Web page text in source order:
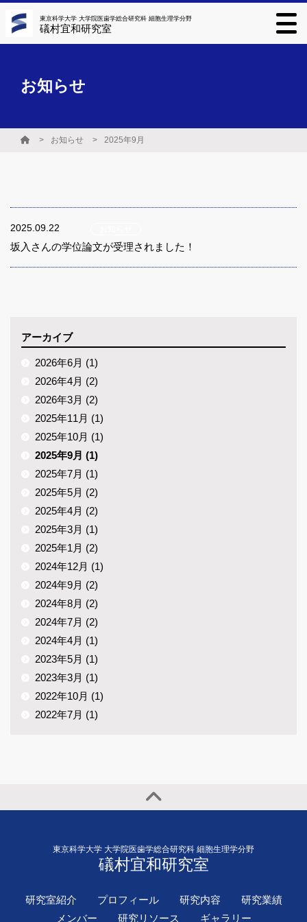
東京科学大学 大学院医歯学総合研究科 細胞生理学分野
礒村宜和研究室
お知らせ
お知らせ 2025年9月
2025.09.22
坂入さんの学位論文が受理されました！
アーカイブ
2026年6月 (1)
2026年4月 (2)
2026年3月 (2)
2025年11月 (1)
2025年10月 (1)
2025年9月 (1)
2025年7月 (1)
2025年5月 (2)
2025年4月 (2)
2025年3月 (1)
2025年1月 (2)
2024年12月 (1)
2024年9月 (2)
2024年8月 (2)
2024年7月 (2)
2024年4月 (1)
2023年5月 (1)
2023年3月 (1)
2022年10月 (1)
2022年7月 (1)
東京科学大学 大学院医歯学総合研究科 細胞生理学分野
礒村宜和研究室
研究室紹介 プロフィール 研究内容
研究業績
メンバー
研究リソース ギャラリー